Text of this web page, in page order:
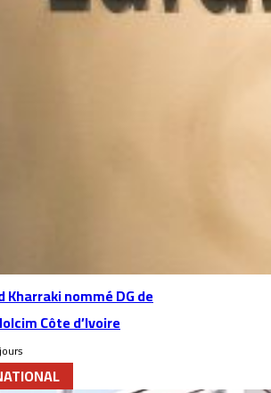
Kharraki nommé DG de
Côte d’Ivoire